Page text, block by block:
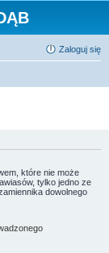
Zaloguj się
które nie może
tylko jedno ze
dowolnego